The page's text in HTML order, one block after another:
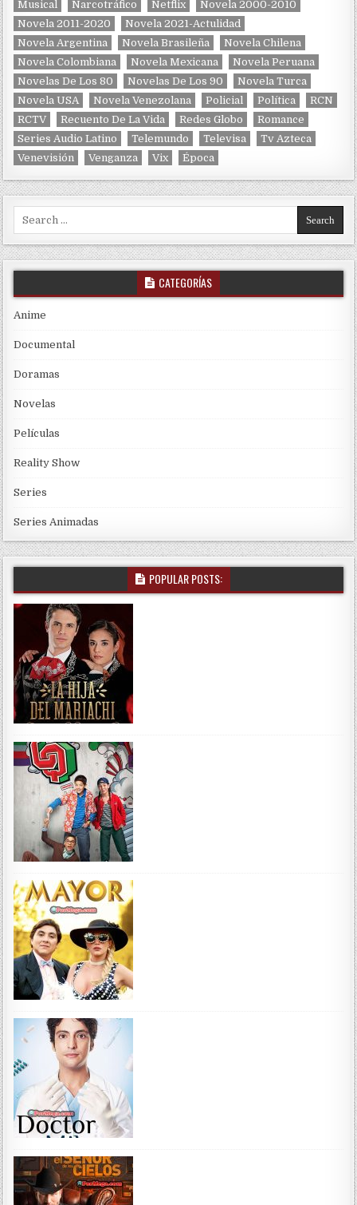
Musical Narcotráfico Netflix
Novela 2000-2010
Novela 2011-2020
Novela 2021-Actulidad
Novela Argentina
Novela Brasileña
Novela Chilena
Novela Colombiana
Novela Mexicana
Novela Peruana
Novelas De Los 80
Novelas De Los 90
Novela Turca
Novela USA
Novela Venezolana Policial Política
RCN
RCTV
Recuento De La Vida Redes Globo
Romance
Series Audio Latino
Telemundo Televisa
Tv Azteca
Venevisión
Venganza Vix Época
Search for:
CATEGORÍAS
Anime
Documental
Doramas
Novelas
Películas
Reality Show
Series
Series Animadas
POPULAR POSTS: